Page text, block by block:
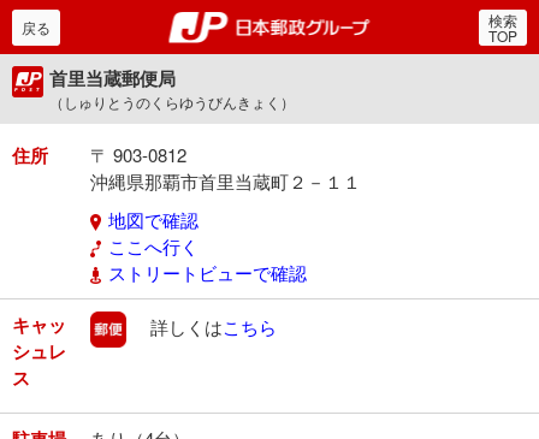
郵便局・日本郵政グルー
戻る 検索
TOP
首里当蔵郵便局
（しゅりとうのくらゆうびんきょく）
住所
〒 903-0812
沖縄県那覇市首里当蔵町２－１１
地図で確認
ここへ行く
ストリートビューで確認
キャッ
シュレ
ス
郵便
詳しくはこちら